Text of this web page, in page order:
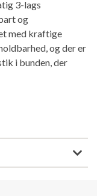
3-lags
og
med kraftige
og der er
i bunden, der